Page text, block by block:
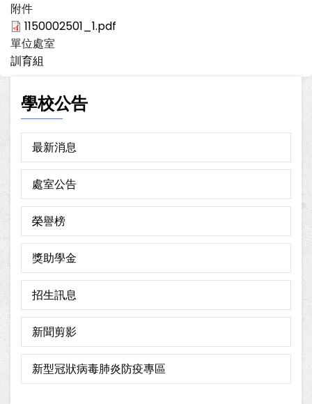
附件
1150002501_1.pdf
單位處室
訓育組
學校公告
最新消息
處室公告
榮譽榜
獎助學金
招生訊息
新聞剪影
新型冠狀病毒肺炎防疫專區